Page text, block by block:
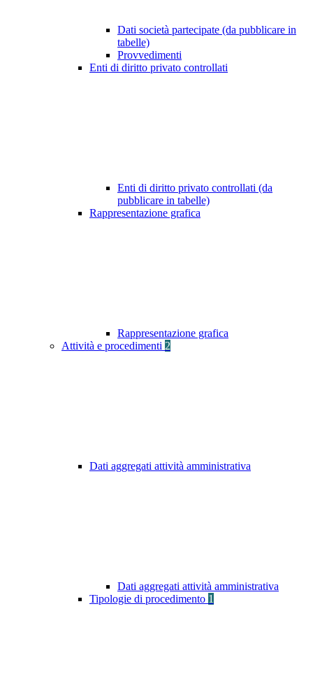
Dati società partecipate (da pubblicare in
tabelle)
Provvedimenti
Enti di diritto privato controllati
Enti di diritto privato controllati (da
pubblicare in tabelle)
Rappresentazione grafica
Rappresentazione grafica
Attività e procedimenti 2
Dati aggregati attività amministrativa
Dati aggregati attività amministrativa
Tipologie di procedimento 1